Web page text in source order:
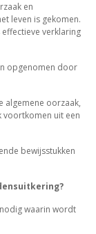
en
leven is gekomen.
verklaring
opgenomen door
algemene oorzaak,
voortkomen uit een
bewijsstukken
waarin wordt